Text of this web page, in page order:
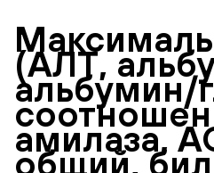
(АЛТ,
альбумин/
амилаза,
общий,